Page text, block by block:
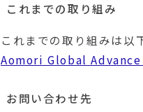
これまでの取り組み
これまでの取り組みは以
Aomori Global
お問い合わせ先